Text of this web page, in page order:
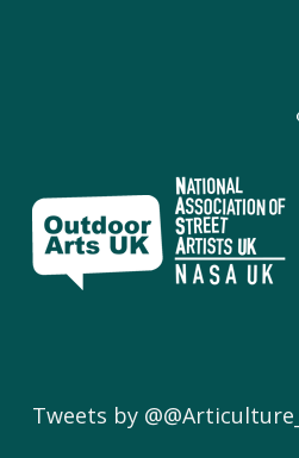
Tweets by @@Articulture_